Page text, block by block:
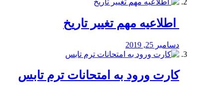
️ اطلاعیه مهم تغییر تاریخ
دسامبر 25, 2019
کارت ورود به امتحانات ترم تابس